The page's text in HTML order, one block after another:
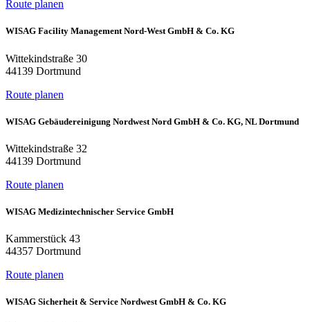
Route planen
WISAG Facility Management Nord-West GmbH & Co. KG
Wittekindstraße 30
44139 Dortmund
Route planen
WISAG Gebäudereinigung Nordwest Nord GmbH & Co. KG, NL Dortmund
Wittekindstraße 32
44139 Dortmund
Route planen
WISAG Medizintechnischer Service GmbH
Kammerstück 43
44357 Dortmund
Route planen
WISAG Sicherheit & Service Nordwest GmbH & Co. KG